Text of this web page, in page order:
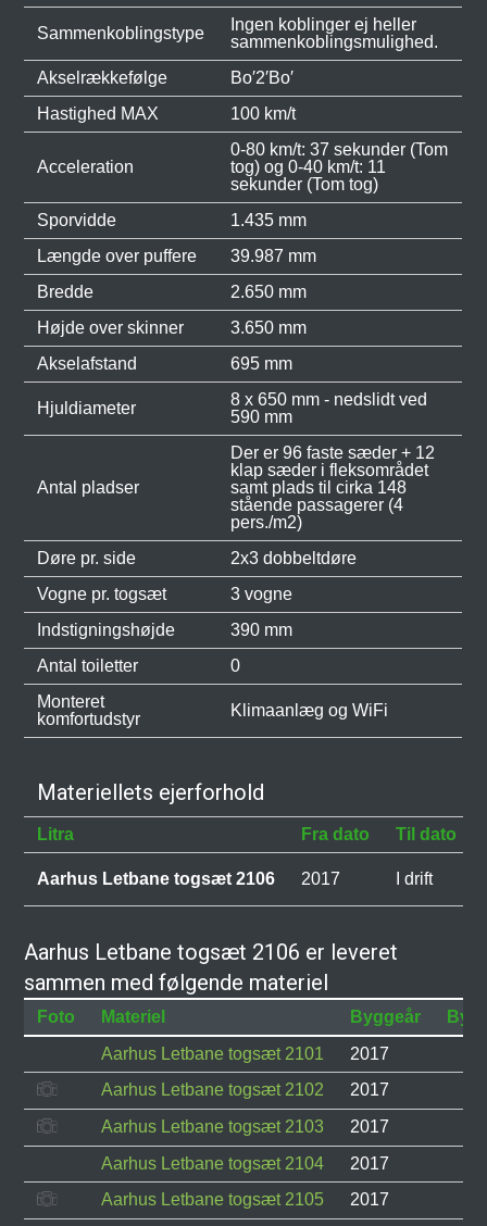
Sammenkoblingstype
Ingen koblinger ej heller
sammenkoblingsmulighed.
Akselrækkefølge
Bo′2′Bo′
Hastighed MAX
100 km/t
Acceleration
0-80 km/t: 37 sekunder (Tom
tog) og 0-40 km/t: 11
sekunder (Tom tog)
Sporvidde
1.435 mm
Længde over puffere
39.987 mm
Bredde
2.650 mm
Højde over skinner
3.650 mm
Akselafstand
695 mm
Hjuldiameter
8 x 650 mm - nedslidt ved
590 mm
Antal pladser
Der er 96 faste sæder + 12
klap sæder i fleksområdet
samt plads til cirka 148
stående passagerer (4
pers./m2)
Døre pr. side
2x3 dobbeltdøre
Vogne pr. togsæt
3 vogne
Indstigningshøjde
390 mm
Antal toiletter
0
Monteret
komfortudstyr
Klimaanlæg og WiFi
Materiellets ejerforhold
Litra Fra dato Til dato
Aarhus Letbane togsæt 2106 2017 I drift
Aarhus Letbane togsæt 2106 er leveret
sammen med følgende materiel
Foto Materiel Byggeår
Aarhus Letbane togsæt 2101
2017
Aarhus Letbane togsæt 2102
2017
Aarhus Letbane togsæt 2103
2017
Aarhus Letbane togsæt 2104
2017
Aarhus Letbane togsæt 2105
2017